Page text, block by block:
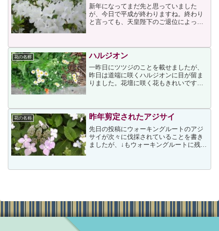
新年になってまだ先と思っていました
が、今日で平成が終わりますね。終わり
と言っても、天皇陛下のご退位によって
感じています。とは言え、一般庶民の私
にとっては特別な行事がある...
花の名称 ハルジオン
一昨日にツツジのことを載せましたが、
昨日は道端に咲くハルジオンに目が留ま
りました。花壇に咲く花もきれいです
れもしてもらえず、場合によっては抜か
れてしまう運命なのに、逞し...
花の名称 昨年剪定されたアジサイ
先日の投稿にウォーキングルートのアジ
サイが次々に伐採されていることを書き
ましたが、↓もウォーキングルートに残る
稿もしました。剪定されたからでしょう